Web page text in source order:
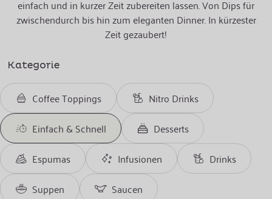
einfach und in kurzer Zeit zubereiten lassen. Von Dips für
zwischendurch bis hin zum eleganten Dinner. In kürzester
Zeit gezaubert!
Kategorie
Coffee Toppings
Nitro Drinks
Einfach & Schnell
Desserts
Espumas
Infusionen
Drinks
Suppen
Saucen